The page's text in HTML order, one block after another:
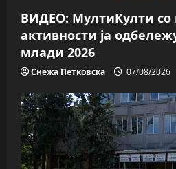
ВИДЕО: МултиКулти со
активности ја
млади 2026
Снежа Петковска 07/08/2026